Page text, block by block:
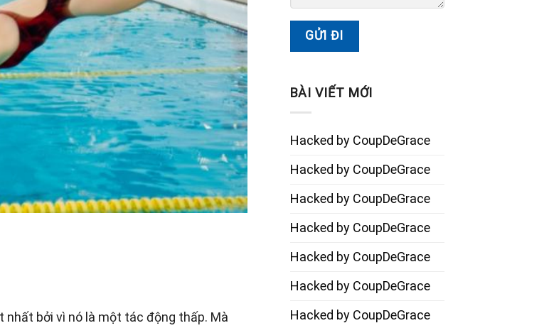
bởi vì nó là một tác động thấp. Mà
BÀI VIẾT MỚI
Hacked by CoupDeGrace
Hacked by CoupDeGrace
Hacked by CoupDeGrace
Hacked by CoupDeGrace
Hacked by CoupDeGrace
Hacked by CoupDeGrace
Hacked by CoupDeGrace